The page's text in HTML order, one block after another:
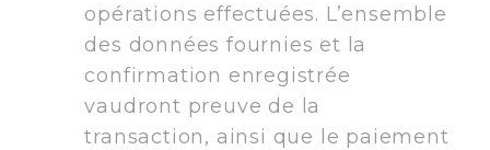
opérations effectuées. L’ensemble
des données fournies et la
confirmation enregistrée
vaudront preuve de la
transaction, ainsi que le paiement